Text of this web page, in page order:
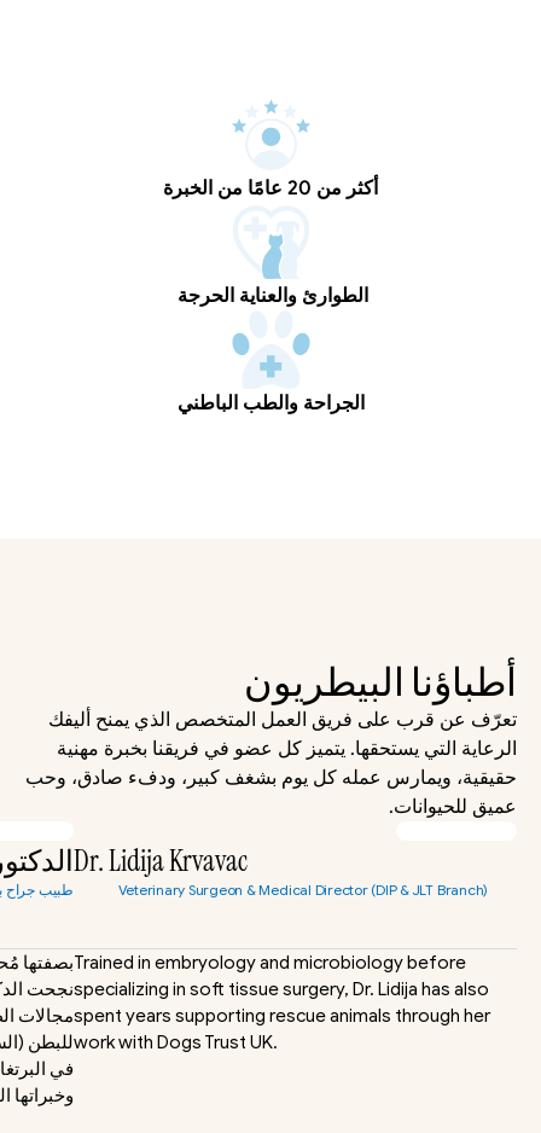
أكثر من 20 عامًا من الخبرة
الطوارئ والعناية الحرجة
الجراحة والطب الباطني
أطباؤنا البيطريون
عميق للحيوانات.
Dr. Lidija Krvavac
Veterinary Surgeon & Medical Director (DIP & JLT Branch)
Trained in embryology and microbiology before
specializing in soft tissue surgery, Dr. Lidija has also
spent years supporting rescue animals through her
work with Dogs Trust UK.
طبيب جراح
وخبراتها